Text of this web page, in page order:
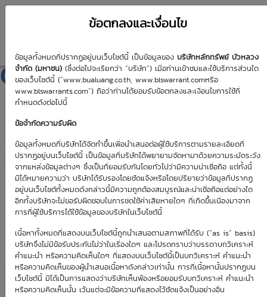
ข้อตกลงและเงื่อนไข
ข้อมูลทั้งหมดที่ปรากฏอยู่บนเว็บไซต์นี้ เป็นข้อมูลของ บริษัทหลักทรัพย์ บัวหลวง
จำกัด (มหาชน) (ซึ่งต่อไปจะเรียกว่า “บริษัท”) เมื่อท่านเข้าชมและใช้บริการส่วนใด
ของเว็บไซต์นี้ (“www.bualuang.co.th, www.blswarrant.comหรือ
www.blswarrants.com”) ถือว่าท่านได้ยอมรับข้อตกลงและเงื่อนไขการใช้ที่
กำหนดดังต่อไปนี้
ข้อจำกัดความรับผิด
ข้อมูลทั้งหมดที่บริษัทได้จัดทำขึ้นเพื่อนำเสนอต่อผู้ใช้บริการตามรายละเอียดที่
ปรากฏอยู่บนเว็บไซต์นี้ เป็นข้อมูลที่บริษัทได้พยายามจัดหามาด้วยความระมัดระวัง
จากแหล่งข้อมูลต่างๆ ซึ่งเป็นที่ยอมรับกันโดยทั่วไปว่ามีความน่าเชื่อถือ แต่ทั้งนี้
มิได้หมายความว่า บริษัทได้รับรองโดยชัดแจ้งหรือโดยปริยายว่าข้อมูลที่ปรากฏ
อยู่บนเว็บไซต์ทั้งหมดดังกล่าวนี้มีความถูกต้องสมบูรณ์และน่าเชื่อถือแต่อย่างใด
อีกทั้งบริษัทจะไม่ขอรับผิดชอบในการชดใช้ค่าเสียหายใดๆ ที่เกิดขึ้นเนื่องมาจาก
การที่ผู้ใช้บริการได้ใช้ข้อมูลของบริษัทในเว็บไซต์นี้
เนื้อหาทั้งหมดที่แสดงบนเว็บไซต์นี้ถูกนำเสนอตามสภาพที่ได้รับ (“as is” basis)
บริษัทจึงไม่มีข้อรับประกันไม่ว่าในเรื่องใดๆ และโปรดทราบว่าบรรดาบทวิเคราะห์
คำแนะนำ หรือความคิดเห็นใดๆ ที่แสดงบนเว็บไซต์นี้เป็นบทวิเคราะห์ คำแนะนำ
หรือความคิดเห็นของผู้นำเสนอเนื้อหาดังกล่าวเท่านั้น การที่เนื้อหานั้นปรากฏบน
เว็บไซต์นี้ มิได้เป็นการแสดงว่าบริษัทเห็นพ้องหรือยอมรับบทวิเคราะห์ คำแนะนำ
หรือความคิดเห็นนั้น เว้นแต่จะมีข้อความที่แสดงไว้ชัดแจ้งเป็นอย่างอื่น
GPSC01C2611A
วันซื้อขายวันแรก
12 มิ.ย. 2569
8 ส.ค. 2569
วันซื้อขายวันสุดท้าย
6 พ.ย. 2569
Effective Gearing
4.27
Sensitivity
1.12